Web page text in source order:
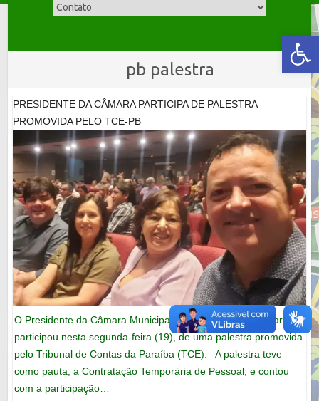
Abrir a barra de ferramentas
pb palestra
PRESIDENTE DA CÂMARA PARTICIPA DE PALESTRA
PROMOVIDA PELO TCE-PB
O Presidente da Câmara Municipal, o vereador Jurema Barreto,
participou nesta segunda-feira (19), de uma palestra promovida
pelo Tribunal de Contas da Paraíba (TCE). A palestra teve
como pauta, a Contratação Temporária de Pessoal, e contou
com a participação…